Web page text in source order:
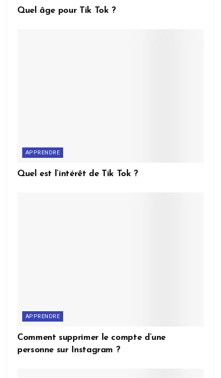
Quel âge pour Tik Tok ?
APPRENDRE
Quel est l’intérêt de Tik Tok ?
APPRENDRE
Comment supprimer le compte d’une
personne sur Instagram ?